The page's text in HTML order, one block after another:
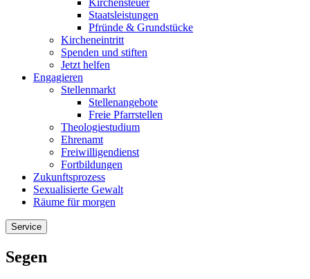
Kirchensteuer
Staatsleistungen
Pfründe & Grundstücke
Kircheneintritt
Spenden und stiften
Jetzt helfen
Engagieren
Stellenmarkt
Stellenangebote
Freie Pfarrstellen
Theologiestudium
Ehrenamt
Freiwilligendienst
Fortbildungen
Zukunftsprozess
Sexualisierte Gewalt
Räume für morgen
Service
Segen